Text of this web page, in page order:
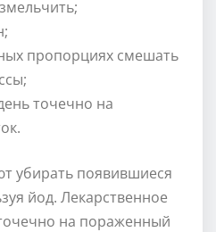
пропорциях смешать
точечно на
убирать появившиеся
йод. Лекарственное
на пораженный